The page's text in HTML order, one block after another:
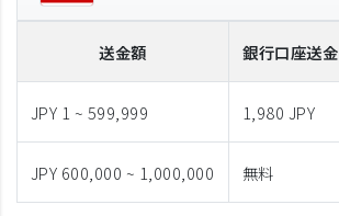
送金額 銀行口座送金
JPY 1 ~ 599,999 1,980 JPY
JPY 600,000 ~ 1,000,000 無料